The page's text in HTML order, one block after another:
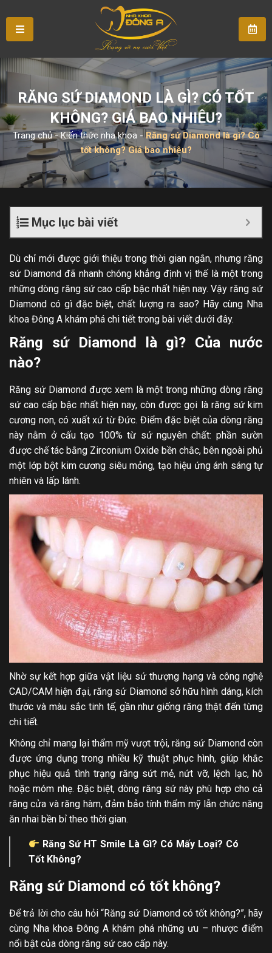
RĂNG SỨ DIAMOND LÀ GÌ? CÓ TỐT
KHÔNG? GIÁ BAO NHIÊU?
Trang chủ-Kiến thức nha khoa-Răng sứ Diamond là gì? Có
tốt không? Giá bao nhiêu?
Mục lục bài viết
Dù chỉ mới được giới thiệu trong thời gian ngắn, nhưng răng
sứ Diamond đã nhanh chóng khẳng định vị thế là một trong
những dòng răng sứ cao cấp bậc nhất hiện nay. Vậy răng sứ
Diamond có gì đặc biệt, chất lượng ra sao? Hãy cùng Nha
khoa Đông A khám phá chi tiết trong bài viết dưới đây.
Răng sứ Diamond là gì? Của nước
nào?
Răng sứ Diamond được xem là một trong những dòng răng
sứ cao cấp bậc nhất hiện nay, còn được gọi là răng sứ kim
cương non, có xuất xứ từ Đức. Điểm đặc biệt của dòng răng
này nằm ở cấu tạo 100% từ sứ nguyên chất: phần sườn
được chế tác bằng Zirconium Oxide bền chắc, bên ngoài phủ
một lớp bột kim cương siêu mỏng, tạo hiệu ứng ánh sáng tự
nhiên và lấp lánh.
Nhờ sự kết hợp giữa vật liệu sứ thượng hạng và công nghệ
CAD/CAM hiện đại, răng sứ Diamond sở hữu hình dáng, kích
thước và màu sắc tinh tế, gần như giống răng thật đến từng
chi tiết.
Không chỉ mang lại thẩm mỹ vượt trội, răng sứ Diamond còn
được ứng dụng trong nhiều kỹ thuật phục hình, giúp khắc
phục hiệu quả tình trạng răng sứt mẻ, nứt vỡ, lệch lạc, hô
hoặc móm nhẹ. Đặc biệt, dòng răng sứ này phù hợp cho cả
răng cửa và răng hàm, đảm bảo tính thẩm mỹ lẫn chức năng
ăn nhai bền bỉ theo thời gian.
Răng Sứ HT Smile Là Gì? Có Mấy Loại? Có
Tốt Không?
Răng sứ Diamond có tốt không?
Để trả lời cho câu hỏi “Răng sứ Diamond có tốt không?”, hãy
cùng Nha khoa Đông A khám phá những ưu – nhược điểm
nổi bật của dòng răng sứ cao cấp này.